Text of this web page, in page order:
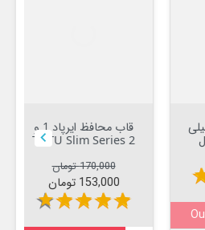

قاب محافظ ایرپاد 1 و
قیمت عادی
170,000 تومان
قیمت
153,000 تومان
star
star
star
star